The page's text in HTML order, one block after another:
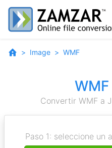
Image WMF
WMF
Convertir WMF a
Paso 1: seleccione un